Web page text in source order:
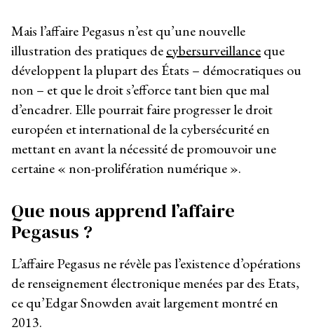
Mais l’affaire Pegasus n’est qu’une nouvelle
illustration des pratiques decybersurveillanceque
développent la plupart des États – démocratiques ou
non – et que le droit s’efforce tant bien que mal
d’encadrer. Elle pourrait faire progresser le droit
européen et international de la cybersécurité en
mettant en avant la nécessité de promouvoir une
certaine « non-prolifération numérique ».
Que nous apprend l’affaire
Pegasus ?
L’affaire Pegasus ne révèle pas l’existence d’opérations
de renseignement électronique menées par des Etats,
ce qu’Edgar Snowden avait largement montré en
2013.